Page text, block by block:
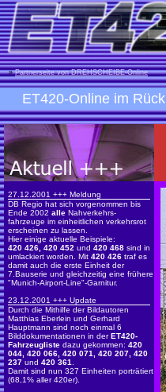
»Partnerseite von DREHSCHEIBE-Online
ET420-Online im
27.12.2001 +++ Meldung
DB Regio hat sich vorgenommen bis
Ende 2002 alle Nahverkehrs-
fahrzeuge im einheitlichen verkehrsrot
erscheinen zu lassen.
Hier einige aktuelle Beispiele:
420 426, 420 452 und 420 468 sind in
umlackiert worden. Mit 420 426 traf es
damit auch die erste Einheit der
7.Bauserie und gleichzeitig eine frühere
"Munich-Airport-Line"-Garnitur.
23.12.2001 +++ Update
Durch die Mithilfe der Bildautoren
Matthias Eberlein und Gerhard
Hauptmann sind noch einmal 6
Bilddokumentationen in derET420-
Fahrzeugliste dazu gekommen: 420
044, 420 066, 420 071, 420 207, 420
237 und 420 361
Damit sind nun 327 Einheiten porträtiert
(68,1% aller 420er).